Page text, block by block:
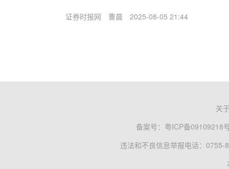
证券时报网 曹晨 2025-08-05 21:44
关
备案号： 粤ICP备09109218
违法和不良信息举报电话：0755-